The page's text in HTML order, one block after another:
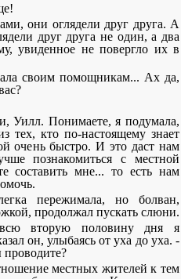
они оглядели друг друга. А
друг друга не один, а два
увиденное не повергло их в
своим помощникам... Ах да,
Уилл. Понимаете, я подумала,
тех, кто по-настоящему знает
очень быстро. И это даст нам
познакомиться с местной
мне... то есть нам
пережимала, но болван,
продолжал пускать слюни.
вторую половину дня я
он, улыбаясь от уха до уха. -
местных жителей к тем